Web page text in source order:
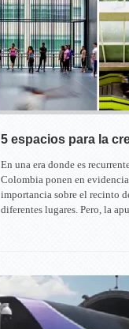
5 espacios para la
En una era donde es
Colombia ponen en
importancia sobre el recinto
diferentes lugares. Pero, la